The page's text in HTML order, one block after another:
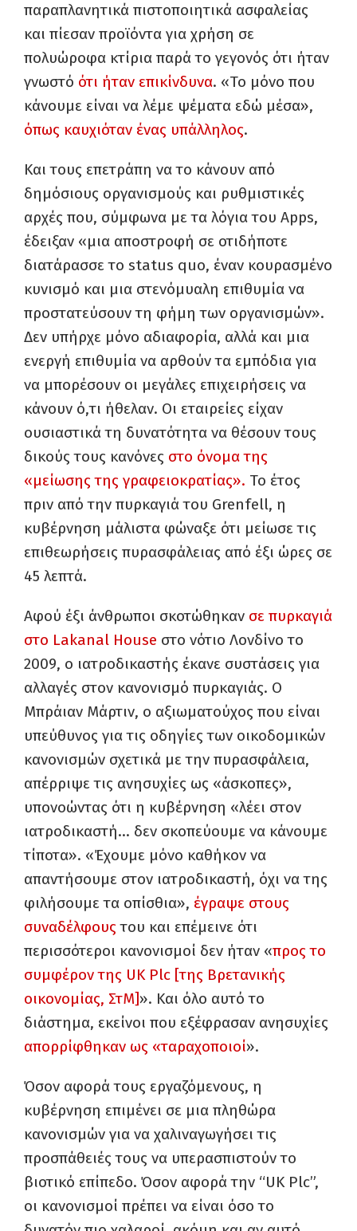
παραπλανητικά πιστοποιητικά ασφαλείας
και πίεσαν προϊόντα για χρήση σε
πολυώροφα κτίρια παρά το γεγονός ότι ήταν
γνωστό ότι ήταν επικίνδυνα. «Το μόνο που
κάνουμε είναι να λέμε ψέματα εδώ μέσα»,
όπως καυχιόταν ένας υπάλληλος.
Και τους επετράπη να το κάνουν από
δημόσιους οργανισμούς και ρυθμιστικές
αρχές που, σύμφωνα με τα λόγια του Apps,
έδειξαν «μια αποστροφή σε οτιδήποτε
διατάρασσε το status quo, έναν κουρασμένο
κυνισμό και μια στενόμυαλη επιθυμία να
προστατεύσουν τη φήμη των οργανισμών».
Δεν υπήρχε μόνο αδιαφορία, αλλά και μια
ενεργή επιθυμία να αρθούν τα εμπόδια για
να μπορέσουν οι μεγάλες επιχειρήσεις να
κάνουν ό,τι ήθελαν. Οι εταιρείες είχαν
ουσιαστικά τη δυνατότητα να θέσουν τους
δικούς τους κανόνες στο όνομα της
«μείωσης της γραφειοκρατίας». Το έτος
πριν από την πυρκαγιά του Grenfell, η
κυβέρνηση μάλιστα φώναξε ότι μείωσε τις
επιθεωρήσεις πυρασφάλειας από έξι ώρες σε
45 λεπτά.
Αφού έξι άνθρωποι σκοτώθηκαν σε πυρκαγιά
στο Lakanal House στο νότιο Λονδίνο το
2009, ο ιατροδικαστής έκανε συστάσεις για
αλλαγές στον κανονισμό πυρκαγιάς. Ο
Μπράιαν Μάρτιν, ο αξιωματούχος που είναι
υπεύθυνος για τις οδηγίες των οικοδομικών
κανονισμών σχετικά με την πυρασφάλεια,
απέρριψε τις ανησυχίες ως «άσκοπες»,
υπονοώντας ότι η κυβέρνηση «λέει στον
ιατροδικαστή… δεν σκοπεύουμε να κάνουμε
τίποτα». «Έχουμε μόνο καθήκον να
απαντήσουμε στον ιατροδικαστή, όχι να της
φιλήσουμε τα οπίσθια», έγραψε στους
συναδέλφους του και επέμεινε ότι
περισσότεροι κανονισμοί δεν ήταν «προς το
συμφέρον της UK Plc [της Βρετανικής
οικονομίας, ΣτΜ]». Και όλο αυτό το
διάστημα, εκείνοι που εξέφρασαν ανησυχίες
απορρίφθηκαν ως «ταραχοποιοί».
Όσον αφορά τους εργαζόμενους, η
κυβέρνηση επιμένει σε μια πληθώρα
κανονισμών για να χαλιναγωγήσει τις
προσπάθειές τους να υπερασπιστούν το
βιοτικό επίπεδο. Όσον αφορά την “UK Plc”,
οι κανονισμοί πρέπει να είναι όσο το